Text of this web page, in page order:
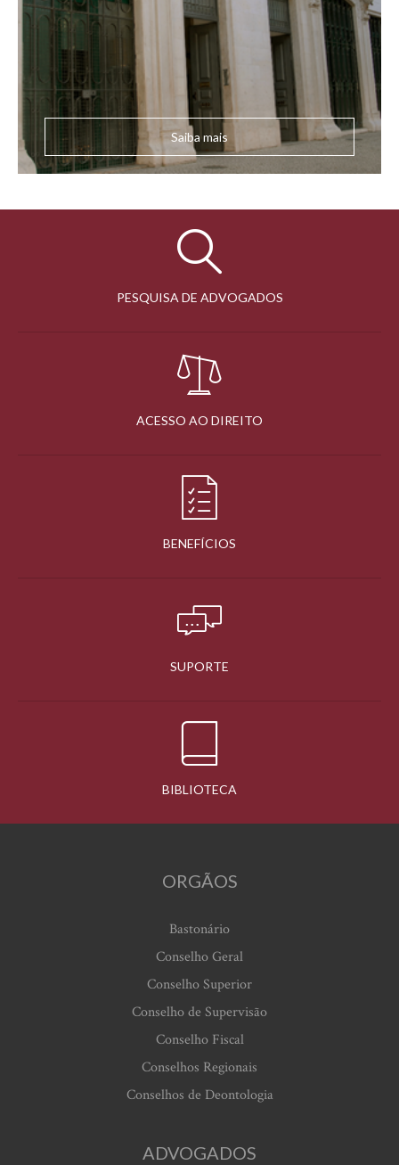
Saiba mais
PESQUISA DE ADVOGADOS
ACESSO AO DIREITO
BENEFÍCIOS
SUPORTE
BIBLIOTECA
ORGÃOS
Bastonário
Conselho Geral
Conselho Superior
Conselho de Supervisão
Conselho Fiscal
Conselhos Regionais
Conselhos de Deontologia
ADVOGADOS